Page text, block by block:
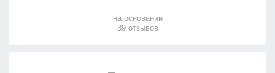
на основании
39 отзывов